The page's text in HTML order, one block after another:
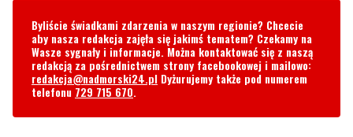
redakcja@nadmorski24.plDyżurujemy także pod numerem
telefonu729 715 670.
Komentarze